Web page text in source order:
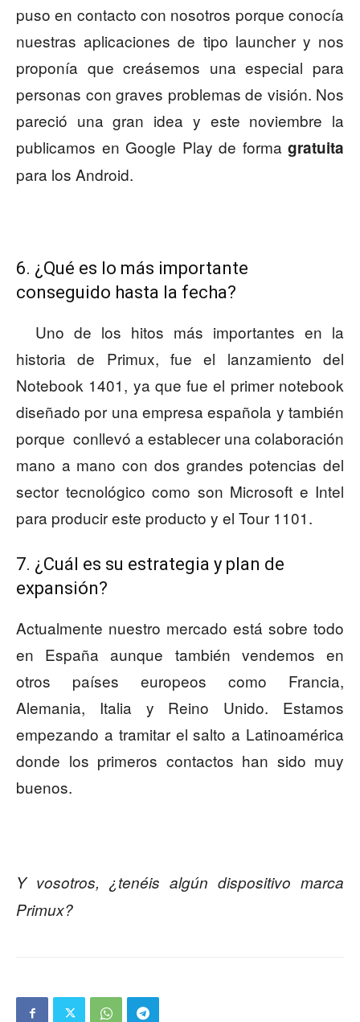
puso en contacto con nosotros porque conocía
nuestras aplicaciones de tipo launcher y nos
proponía que creásemos una especial para
personas con graves problemas de visión. Nos
pareció una gran idea y este noviembre la
publicamos en Google Play de forma gratuita
para los Android.
6. ¿Qué es lo más importante
conseguido hasta la fecha?
Uno de los hitos más importantes en la
historia de Primux, fue el lanzamiento del
Notebook 1401, ya que fue el primer notebook
diseñado por una empresa española y también
porque conllevó a establecer una colaboración
mano a mano con dos grandes potencias del
sector tecnológico como son Microsoft e Intel
para producir este producto y el Tour 1101.
7. ¿Cuál es su estrategia y plan de
expansión?
Actualmente nuestro mercado está sobre todo
en España aunque también vendemos en
otros países europeos como Francia,
Alemania, Italia y Reino Unido. Estamos
empezando a tramitar el salto a Latinoamérica
donde los primeros contactos han sido muy
buenos.
Y vosotros, ¿tenéis algún dispositivo marca
Primux?